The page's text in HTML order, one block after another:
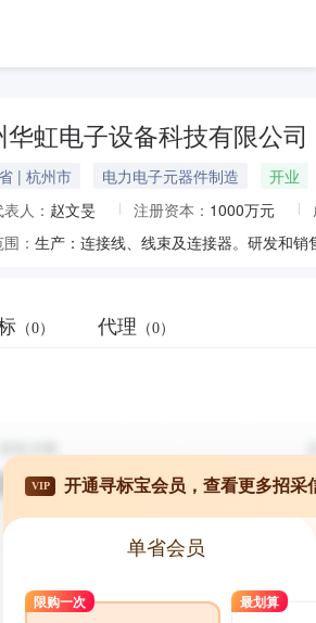
华虹电子设备科技有限公司
| 杭州市 电力电子元器件制造
开业
人： 赵文旻 注册资本： 1000万元
：
（0） 代理 （0）
VIP 开通寻标宝会员，查看更多招采
单省会员
限购一次 最划算